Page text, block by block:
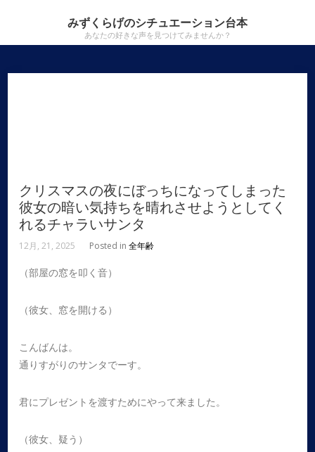
みずくらげのシチュエーション台本
あなたの好きな声を見つけてみませんか？
クリスマスの夜にぼっちになってしまった
彼女の暗い気持ちを晴れさせようとしてく
れるチャラいサンタ
12月, 21, 2025 Posted in全年齢
（部屋の窓を叩く音）
（彼女、窓を開ける）
こんばんは。
通りすがりのサンタでーす。
君にプレゼントを渡すためにやって来ました。
（彼女、疑う）